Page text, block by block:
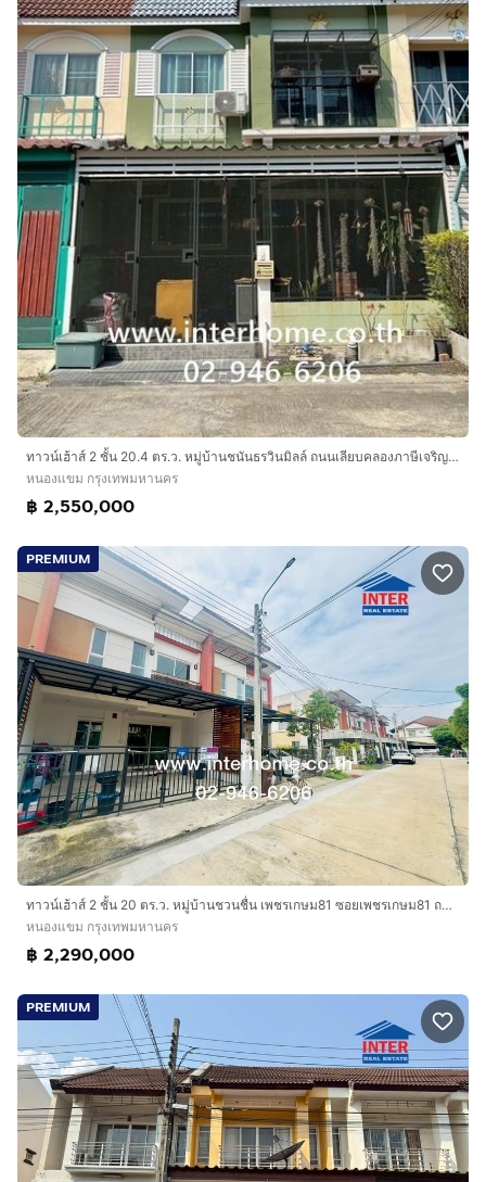
ทาวน์เฮ้าส์ 2 ชั้น 20.4 ตร.ว. หมู่บ้านชนันธรวินมิลล์ ถนนเลียบคลองภาษีเจริญฝั่งใต้ ถนนเพชรเกษม ซอยเพชรเกษม81 เขตหนองแขม กรุงเทพมหานคร
หนองแขม กรุงเทพมหานคร
฿ 2,550,000
PREMIUM
ทาวน์เฮ้าส์ 2 ชั้น 20 ตร.ว. หมู่บ้านชวนชื่น เพชรเกษม81 ซอยเพชรเกษม81 ถนนเพชรเกษม ถนนมาเจริญ ถนนพุทธมณฑลสาย4 เขตหนองแขม กรุงเทพมหานคร
หนองแขม กรุงเทพมหานคร
฿ 2,290,000
PREMIUM